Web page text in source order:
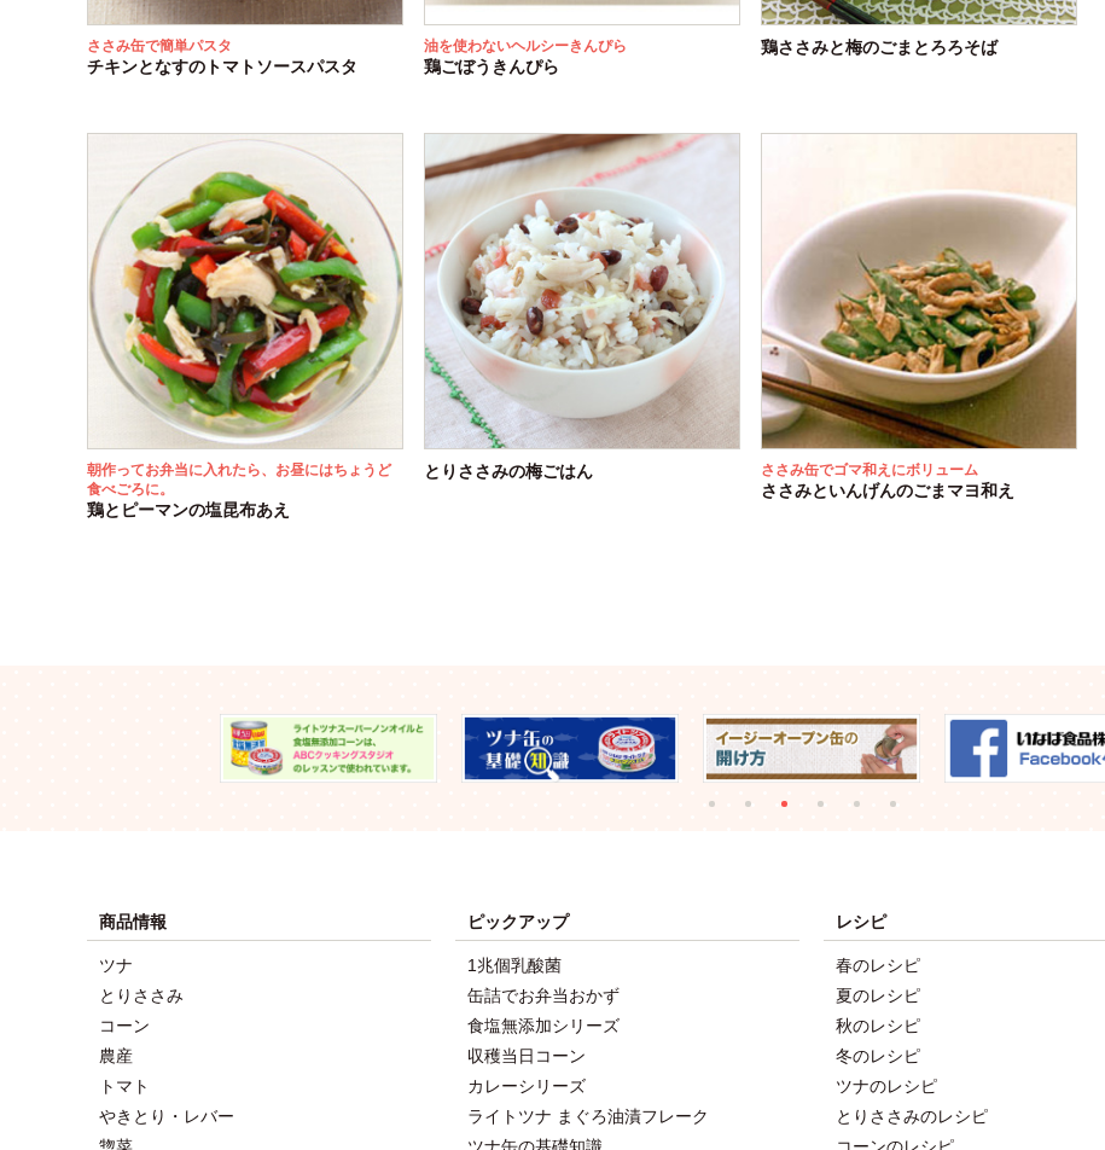
ささみ缶で簡単パスタ
チキンとなすのトマトソースパスタ
油を使わないヘルシーきんぴら
鶏ごぼうきんぴら
鶏ささみと梅のごまとろろそば
朝作ってお弁当に入れたら、お昼にはちょうど
食べごろに。
鶏とピーマンの塩昆布あえ
とりささみの梅ごはん ささみ缶でゴマ和えにボリューム
ささみといんげんのごまマヨ和え
商品情報
ツナ
とりささみ
コーン
農産
トマト
やきとり・レバー
ピックアップ
1兆個乳酸菌
缶詰でお弁当おかず
食塩無添加シリーズ
収穫当日コーン
カレーシリーズ
ライトツナ まぐろ油漬フレーク
レシピ
春のレシピ
夏のレシピ
秋のレシピ
冬のレシピ
ツナのレシピ
とりささみのレシピ